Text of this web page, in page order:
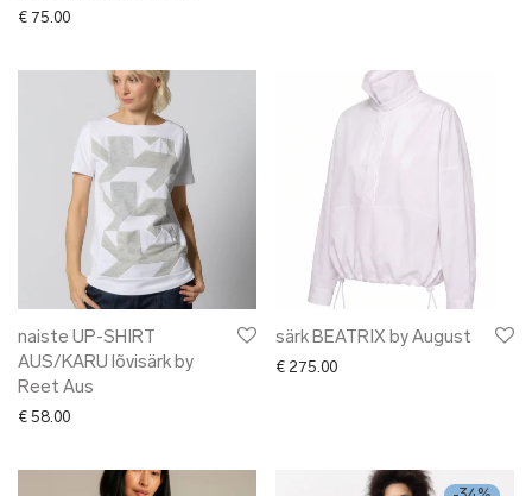
€ 75.00
naiste UP-SHIRT
AUS/KARU lõvisärk by
Reet Aus
€ 58.00
särk BEATRIX by August
€ 275.00